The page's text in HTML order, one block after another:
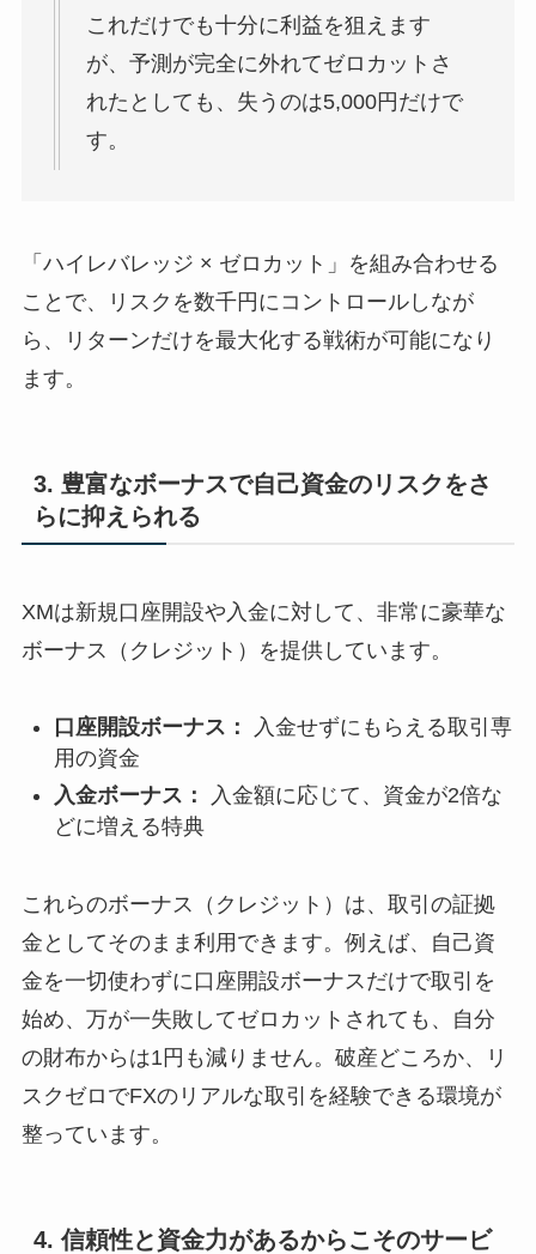
これだけでも十分に利益を狙えます
が、予測が完全に外れてゼロカットさ
れたとしても、失うのは5,000円だけで
す。
「ハイレバレッジ × ゼロカット」を組み合わせる
ことで、リスクを数千円にコントロールしなが
ら、リターンだけを最大化する戦術が可能になり
ます。
3. 豊富なボーナスで自己資金のリスクをさ
らに抑えられる
XMは新規口座開設や入金に対して、非常に豪華な
ボーナス（クレジット）を提供しています。
口座開設ボーナス：
入金せずにもらえる取引専
用の資金
入金ボーナス：
入金額に応じて、資金が2倍な
どに増える特典
これらのボーナス（クレジット）は、取引の証拠
金としてそのまま利用できます。例えば、自己資
金を一切使わずに口座開設ボーナスだけで取引を
始め、万が一失敗してゼロカットされても、自分
の財布からは1円も減りません。破産どころか、リ
スクゼロでFXのリアルな取引を経験できる環境が
整っています。
4. 信頼性と資金力があるからこそのサービ